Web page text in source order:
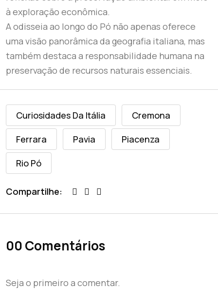
à exploração econômica.
A odisseia ao longo do Pó não apenas oferece
uma visão panorâmica da geografia italiana, mas
também destaca a responsabilidade humana na
preservação de recursos naturais essenciais.
Curiosidades Da Itália Cremona
Ferrara Pavia Piacenza
Rio Pó
Compartilhe:
00 Comentários
Seja o primeiro a comentar.